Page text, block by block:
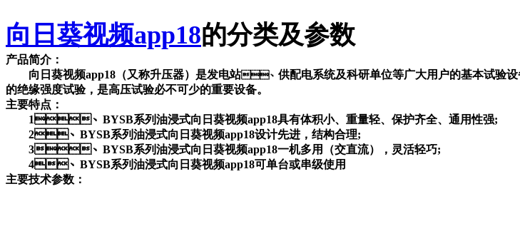
向日葵视频app18的分类及参数
产品简介：
向日葵视频app18（又称升压器）是发电站、 供配电系统及科研单位等广大用户的基本试验设备
的绝缘强度试验，是高压试验必不可少的重要设备。
主要特点：
1、 BYSB系列油浸式向日葵视频app18具有体积小、重量轻、保护齐全、通用性强;
2、 BYSB系列油浸式向日葵视频app18设计先进，结构合理;
3、 BYSB系列油浸式向日葵视频app18一机多用（交直流），灵活轻巧;
4、 BYSB系列油浸式向日葵视频app18可单台或串级使用
主要技术参数：